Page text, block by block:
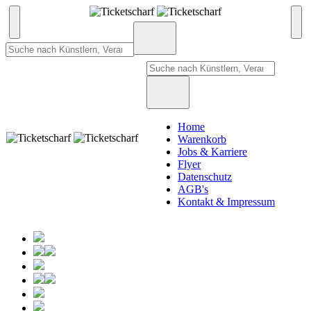
Home
Warenkorb
Jobs & Karriere
Flyer
Datenschutz
AGB's
Kontakt & Impressum